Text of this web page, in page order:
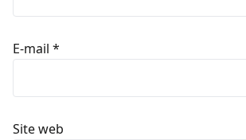
E-mail *
Site web